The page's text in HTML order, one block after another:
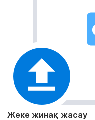
Жеке жинақ жасау